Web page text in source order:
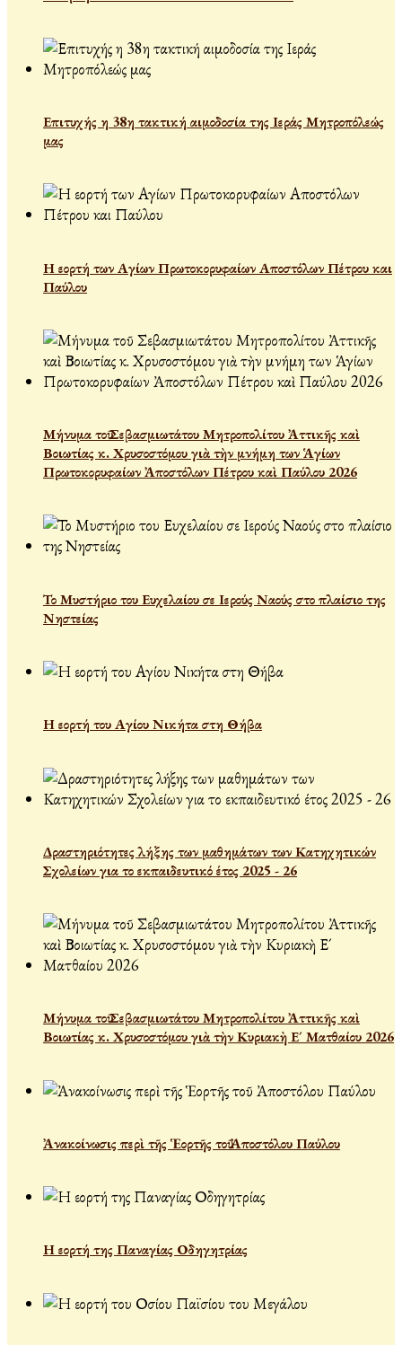
Επιτυχής η 38η τακτική αιμοδοσία της Ιεράς Μητροπόλεώς
μας
Η εορτή των Αγίων Πρωτοκορυφαίων Αποστόλων Πέτρου και
Παύλου
Μήνυμα τοῦ Σεβασμιωτάτου Μητροπολίτου Ἀττικῆς καὶ
Βοιωτίας κ. Χρυσοστόμου γιὰ τὴν μνήμη των Ἁγίων
Πρωτοκορυφαίων Ἀποστόλων Πέτρου καὶ Παύλου 2026
Το Μυστήριο του Ευχελαίου σε Ιερούς Ναούς στο πλαίσιο της
Νηστείας
Η εορτή του Αγίου Νικήτα στη Θήβα
Δραστηριότητες λήξης των μαθημάτων των Κατηχητικών
Σχολείων για το εκπαιδευτικό έτος 2025 - 26
Μήνυμα τοῦ Σεβασμιωτάτου Μητροπολίτου Ἀττικῆς καὶ
Βοιωτίας κ. Χρυσοστόμου γιὰ τὴν Κυριακὴ Ε´ Ματθαίου 2026
Ἀνακοίνωσις περὶ τῆς Ἑορτῆς τοῦ Ἀποστόλου Παύλου
Η εορτή της Παναγίας Οδηγητρίας